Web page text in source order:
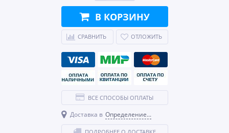
В КОРЗИНУ
СРАВНИТЬ ОТЛОЖИТЬ
ВСЕ СПОСОБЫ ОПЛАТЫ
Доставка в Определение...